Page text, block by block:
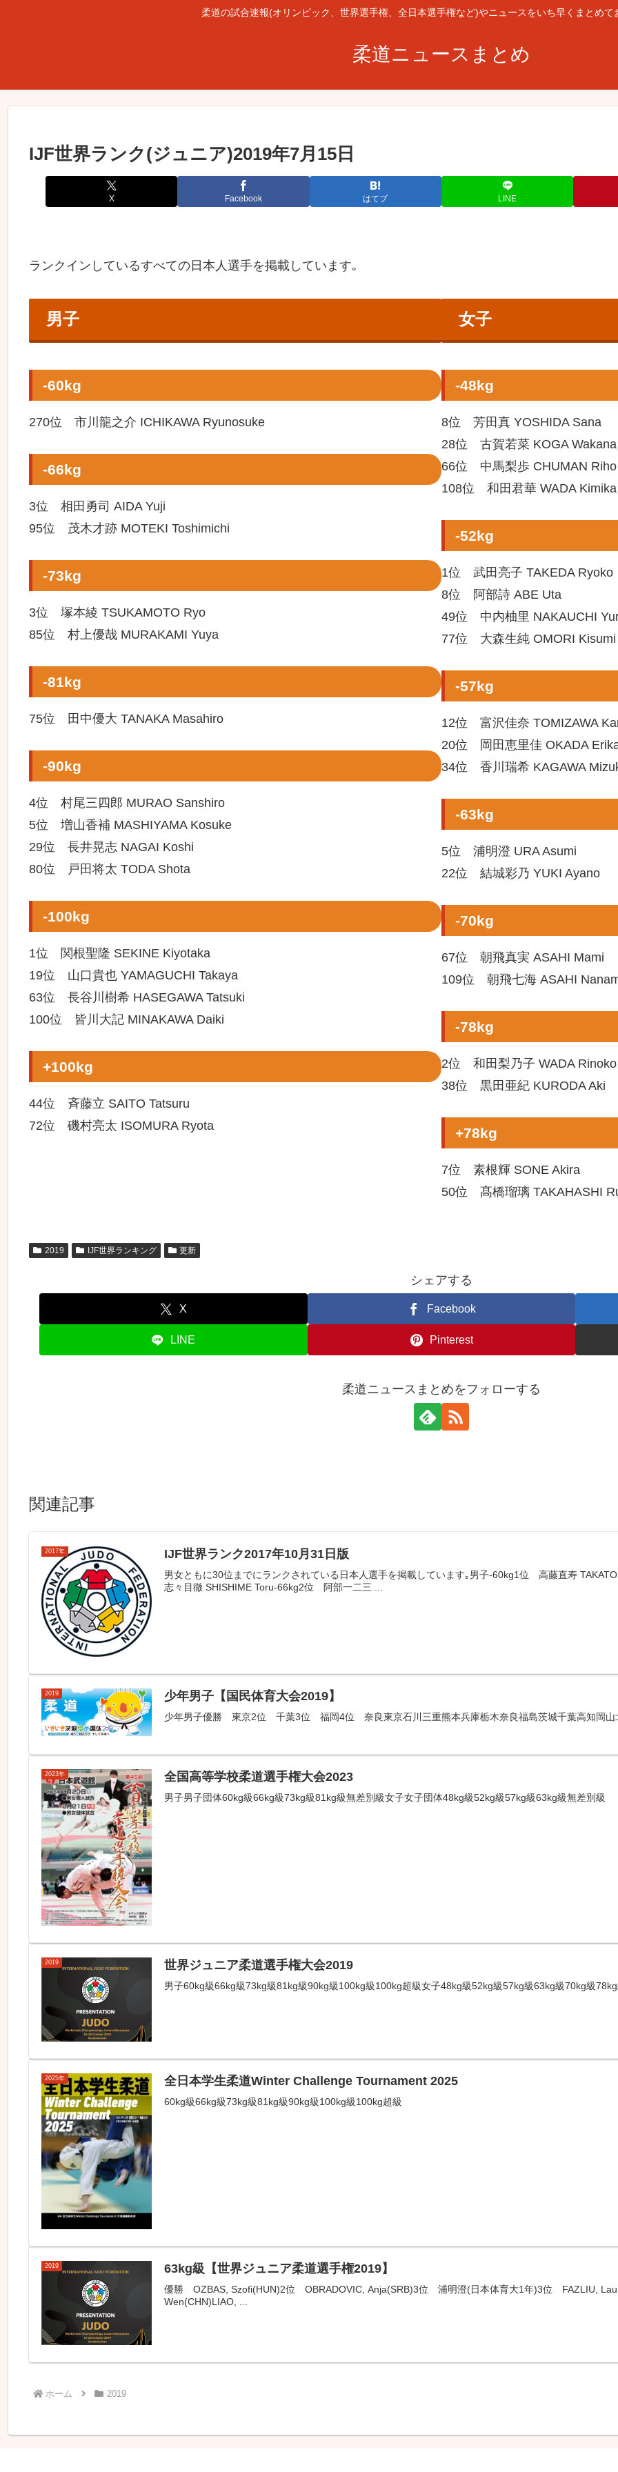
柔道の試合速報(オリンピック、世界選手権、全日本選手権など)やニュースをいち早くまとめて
柔道ニュースまとめ
IJF世界ランク(ジュニア)2019年7月15日
X Facebook はてブ LINE
ランクインしているすべての日本人選手を掲載しています｡
男子
-60kg
270位 市川龍之介 ICHIKAWA Ryunosuke
-66kg
3位 相田勇司 AIDA Yuji
95位 茂木才跡 MOTEKI Toshimichi
-73kg
3位 塚本綾 TSUKAMOTO Ryo
85位 村上優哉 MURAKAMI Yuya
-81kg
75位 田中優大 TANAKA Masahiro
-90kg
4位 村尾三四郎 MURAO Sanshiro
5位 増山香補 MASHIYAMA Kosuke
29位 長井晃志 NAGAI Koshi
80位 戸田将太 TODA Shota
-100kg
1位 関根聖隆 SEKINE Kiyotaka
19位 山口貴也 YAMAGUCHI Takaya
63位 長谷川樹希 HASEGAWA Tatsuki
100位 皆川大記 MINAKAWA Daiki
+100kg
44位 斉藤立 SAITO Tatsuru
72位 磯村亮太 ISOMURA Ryota
女子
-48kg
8位 芳田真 YOSHIDA Sana
28位 古賀若菜 KOGA Wakana
66位 中馬梨歩 CHUMAN Riho
108位 和田君華 WADA Kimika
-52kg
1位 武田亮子 TAKEDA Ryoko
8位 阿部詩 ABE Uta
49位 中内柚里 NAKAUCHI
77位 大森生純 OMORI Kisumi
-57kg
12位 富沢佳奈 TOMIZAWA
20位 岡田恵里佳 OKADA
34位 香川瑞希 KAGAWA
-63kg
5位 浦明澄 URA Asumi
22位 結城彩乃 YUKI Ayano
-70kg
67位 朝飛真実 ASAHI Mami
109位 朝飛七海 ASAHI
-78kg
2位 和田梨乃子 WADA Rinoko
38位 黒田亜紀 KURODA Aki
+78kg
7位 素根輝 SONE Akira
50位 髙橋瑠璃 TAKAHASHI
2019 IJF世界ランキング 更新
シェアする
X Facebook
LINE Pinterest
柔道ニュースまとめをフォローする
関連記事
2017年 IJF世界ランク2017年10月31日版
男女ともに30位までにランクされている日本人選手を掲載しています｡男子-60kg1位 高藤直寿
志々目徹 SHISHIME Toru-66kg2位 阿部一二三 ...
2019 少年男子【国民体育大会2019】
少年男子優勝 東京2位 千葉3位 福岡4位 奈良東京石川三重熊本兵庫栃木奈良福島茨城千葉高知岡山
2023年 全国高等学校柔道選手権大会2023
男子男子団体60kg級66kg級73kg級81kg級無差別級女子女子団体48kg級52kg級57kg級63kg級無差別級
2019 世界ジュニア柔道選手権大会2019
男子60kg級66kg級73kg級81kg級90kg級100kg級100kg超級女子48kg級52kg級57kg級63kg級70kg級
2025年 全日本学生柔道Winter Challenge Tournament 2025
60kg級66kg級73kg級81kg級90kg級100kg級100kg超級
2019 63kg級【世界ジュニア柔道選手権2019】
優勝 OZBAS, Szofi(HUN)2位 OBRADOVIC, Anja(SRB)3位 浦明澄(日本体育大1年)3位 FAZLIU,
Wen(CHN)LIAO, ...
ホーム 2019